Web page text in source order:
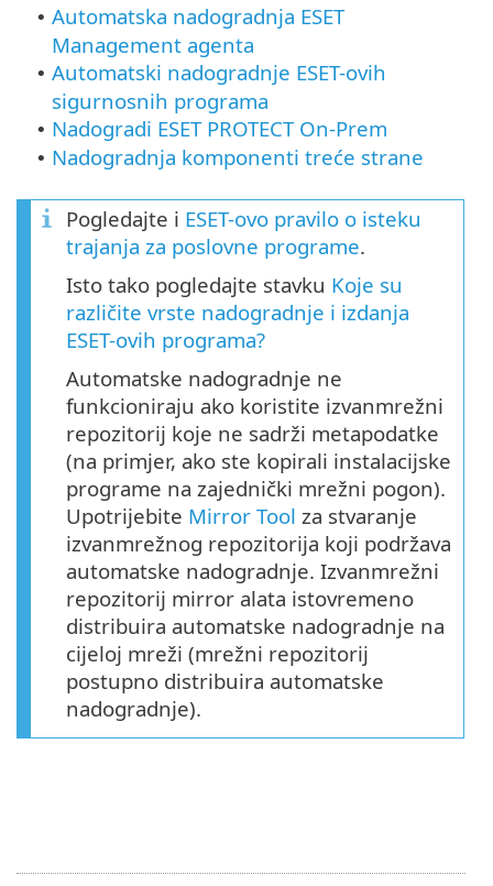
• Automatska nadogradnja ESET
Management agenta
• Automatski nadogradnje ESET-ovih
sigurnosnih programa
• Nadogradi ESET PROTECT On-Prem
• Nadogradnja komponenti treće strane
Pogledajte i ESET-ovo pravilo o isteku
trajanja za poslovne programe.
Isto tako pogledajte stavku Koje su
različite vrste nadogradnje i izdanja
ESET-ovih programa?
Automatske nadogradnje ne
funkcioniraju ako koristite izvanmrežni
repozitorij koje ne sadrži metapodatke
(na primjer, ako ste kopirali instalacijske
programe na zajednički mrežni pogon).
Upotrijebite Mirror Tool za stvaranje
izvanmrežnog repozitorija koji podržava
automatske nadogradnje. Izvanmrežni
repozitorij mirror alata istovremeno
distribuira automatske nadogradnje na
cijeloj mreži (mrežni repozitorij
postupno distribuira automatske
nadogradnje).